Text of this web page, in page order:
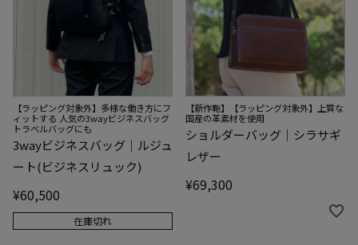
【ラッピング対象外】多様な働き方にフ
ィットする 人気の3wayビジネスバッグ
トラベルバッグにも
3wayビジネスバッグ｜ルジュ
ート(ビジネスリュック)
¥60,500
在庫切れ
【新作鞄】【ラッピング対象外】上質な
国産の革素材を使用
ショルダーバッグ｜シラサギ
レザー
¥69,300